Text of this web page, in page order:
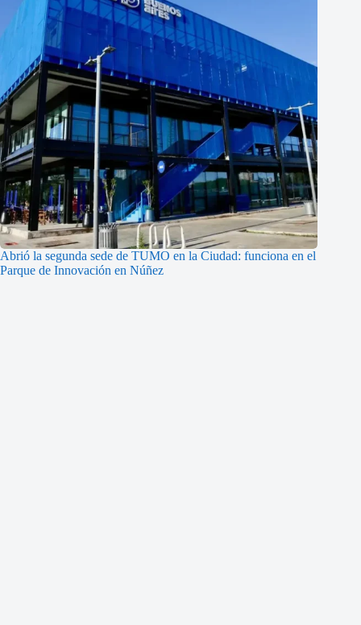
Abrió la segunda sede de TUMO en la Ciudad: funciona en el
Parque de Innovación en Núñez